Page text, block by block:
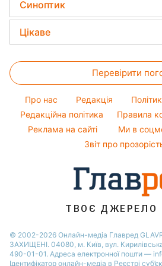
Алла Пугачова
Максим Галкін
Віталій Козловський
Софія Ротару
Усе про сало
Прибирання
Прості страви
Легкі десерти
Новини Полтави
Новини Львова
Новини Сум
Новини Черкаси
Новини Тернополя
Новини Рівного
Новини Запоріжжя
Новини Одеси
Синоптик
Прогноз погоди
Магнітні бурі
Погода на сьогодні
Погода на завтра
Пилова буря
Цікаве
Тести по картинці
Оптичні ілюзії
Народні прикмети
Усе про шоу-бізнес
Перевірити
Про нас Редакція
Редакційна політика
Правила
Реклама на сайті
Ми в
Звіт про
ТВОЄ ДЖЕРЕЛО
© 2002-2026 Онлайн-медіа Главред
ЗАХИЩЕНІ. 04080, м. Київ, вул.
490-01-01. Адреса електронної пошти —
Ідентифікатор онлайн-медіа в Реєстрі